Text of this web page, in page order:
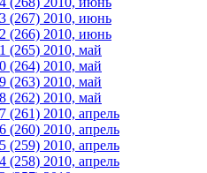
(267) 2010, июнь
(266) 2010, июнь
(265) 2010, май
(264) 2010, май
(263) 2010, май
(262) 2010, май
(261) 2010, апрель
(260) 2010, апрель
(259) 2010, апрель
(258) 2010, апрель